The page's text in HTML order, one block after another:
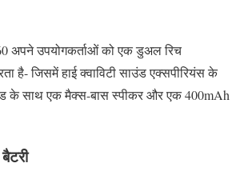
अपने उपयोगकर्ताओं को एक डुअल रिच
है- जिसमें हाई क्वाविटी साउंड एक्सपीरियंस के
के साथ एक मैक्स-बास स्पीकर और एक 400mAh